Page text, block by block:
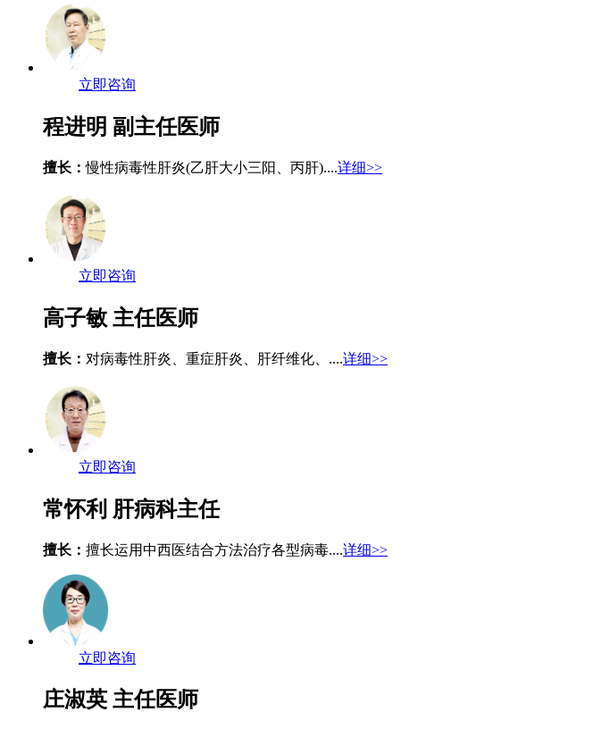
立即咨询
程进明 副主任医师
擅长：慢性病毒性肝炎(乙肝大小三阳、丙肝)....详细>>
立即咨询
高子敏 主任医师
擅长： 对病毒性肝炎、重症肝炎、肝纤维化、....详细>>
立即咨询
常怀利 肝病科主任
擅长： 擅长运用中西医结合方法治疗各型病毒....详细>>
立即咨询
庄淑英 主任医师